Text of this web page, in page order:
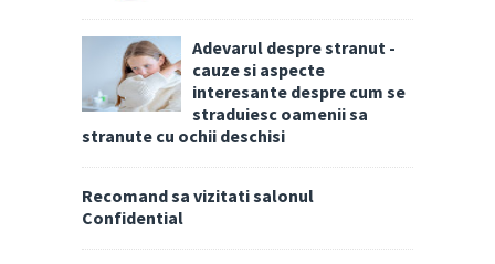
Adevarul despre stranut -
cauze si aspecte
interesante despre cum se
straduiesc oamenii sa
stranute cu ochii deschisi
Recomand sa vizitati salonul
Confidential